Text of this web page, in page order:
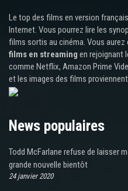
Le top des films en version
Internet. Vous pourrez lire les
films sortis au cinéma. Vous
films en streaming en rejoignant
comme Netflix, Amazon Prime
et les images des films
News populaires
Todd McFarlane refuse de laisser
grande nouvelle bientôt
24 janvier 2020